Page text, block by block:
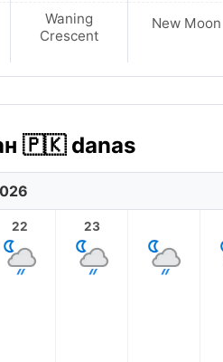
Waning
Crescent
New Moon
🇵🇰 danas
22 23